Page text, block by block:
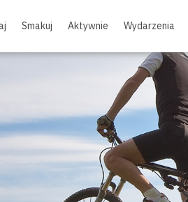
Smakuj Aktywnie Wydarzenia